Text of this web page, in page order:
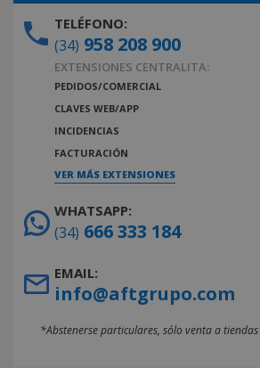
TELÉFONO:
(34) 958 208 900
EXTENSIONES CENTRALITA:
PEDIDOS/COMERCIAL
CLAVES WEB/APP
INCIDENCIAS
FACTURACIÓN
VER MÁS EXTENSIONES
WHATSAPP:
(34) 666 333 184
EMAIL:
info@aftgrupo.com
*Abstenerse particulares, sólo venta a